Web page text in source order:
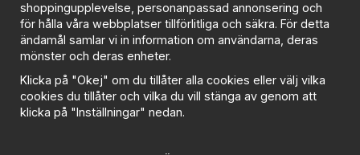
Nyheter
Nyhetsbrev
Logga in
Om cookies
Cookie inställningar
shoppingupplevelse, personanpassad annonsering och
för hålla våra webbplatser tillförlitliga och säkra. För detta
ändamål samlar vi in information om användarna, deras
mönster och deras enheter.
Klicka på "Okej" om du tillåter alla cookies eller välj vilka
cookies du tillåter och vilka du vill stänga av genom att
klicka på "Inställningar" nedan.